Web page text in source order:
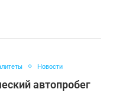
Новости
автопробег